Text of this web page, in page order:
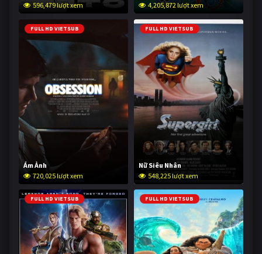
596,479 lượt xem
4,205,872 lượt xem
FULL HD VIETSUB
Ám Ảnh
720,025 lượt xem
FULL HD VIETSUB
Nữ Siêu Nhân
548,225 lượt xem
FULL HD VIETSUB FULL HD VIETSUB